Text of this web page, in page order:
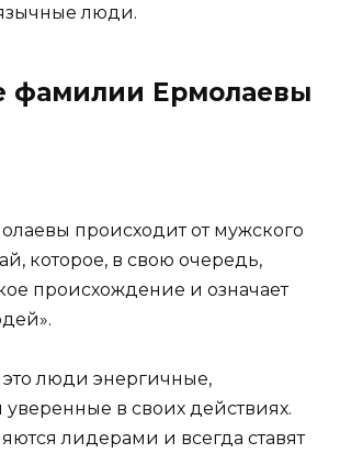
люди.
фамилии Ермолаевы
происходит от мужского
которое, в свою очередь,
происхождение и означает
люди энергичные,
в своих действиях.
лидерами и всегда ставят